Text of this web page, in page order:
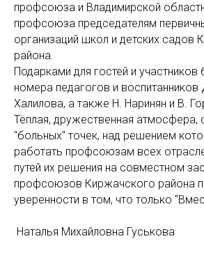
профсоюза и Владимирской
профсоюза председателям
организаций школ и детских садов
района.
Подарками для гостей и участников
номера педагогов и
Халилова, а также Н. Наринян и В.
Тёплая, дружественная атмосфера,
"больных" точек, над решением
работать профсоюзам всех
путей их решения на совместном
профсоюзов Киржачского района
уверенности в том, что только
Наталья Михайловна Гуськова